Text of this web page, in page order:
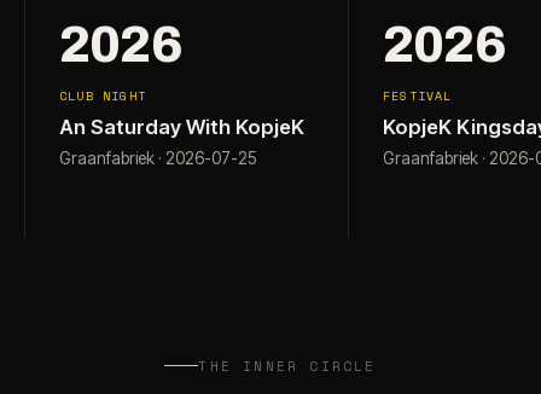
2026
CLUB NIGHT
An Saturday With KopjeK
Graanfabriek · 2026-07-25
2026
FESTIVAL
KopjeK
Graanfabriek ·
THE INNER CIRCLE